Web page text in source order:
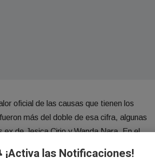
oficial de las causas que tienen los
más del doble de esa cifra, algunas
de Jesica Cirio y Wanda Nara. En el
de Comercio y del Banco Central de
¡Activa las Notificaciones!